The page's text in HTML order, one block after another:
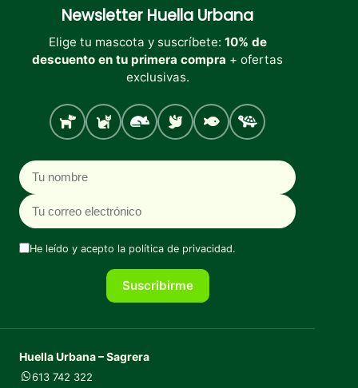
Newsletter Huella Urbana
Elige tu mascota y suscríbete: 10% de
descuento en tu primera compra + ofertas
exclusivas.
Perro Gato Roedores
Aves PecesTortugas
Nombre
Correo electrónico
He leído y acepto la política de privacidad.
Suscribirme
Huella Urbana – Sagrera
613 742 322